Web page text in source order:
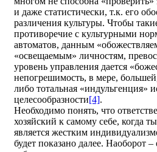
и даже статистически, т.к. его
различения культуры. Чтобы
противоречие с культурными
автоматов, данным
«освещаемым» личностям,
уровень управления дается
непогрешимость, в мере,
либо тотальная «индульгенция»
целесообразности[4].
Необходимо понять, что
хозяйский к самому себе, когда
является жестким
будет показано далее. Наоборот